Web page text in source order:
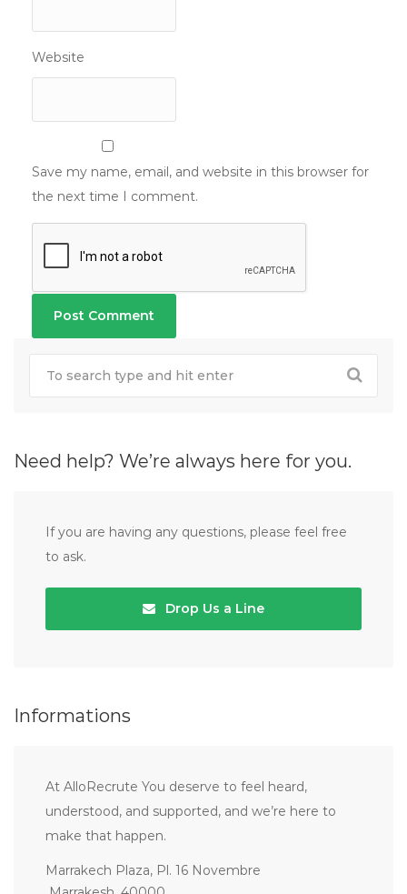
Website
Save my name, email, and website in this browser for
the next time I comment.
Need help? We’re always here for you.
If you are having any questions, please feel free
to ask.
Drop Us a Line
Informations
At AlloRecrute You deserve to feel heard,
understood, and supported, and we’re here to
make that happen.
Marrakech Plaza, Pl. 16 Novembre